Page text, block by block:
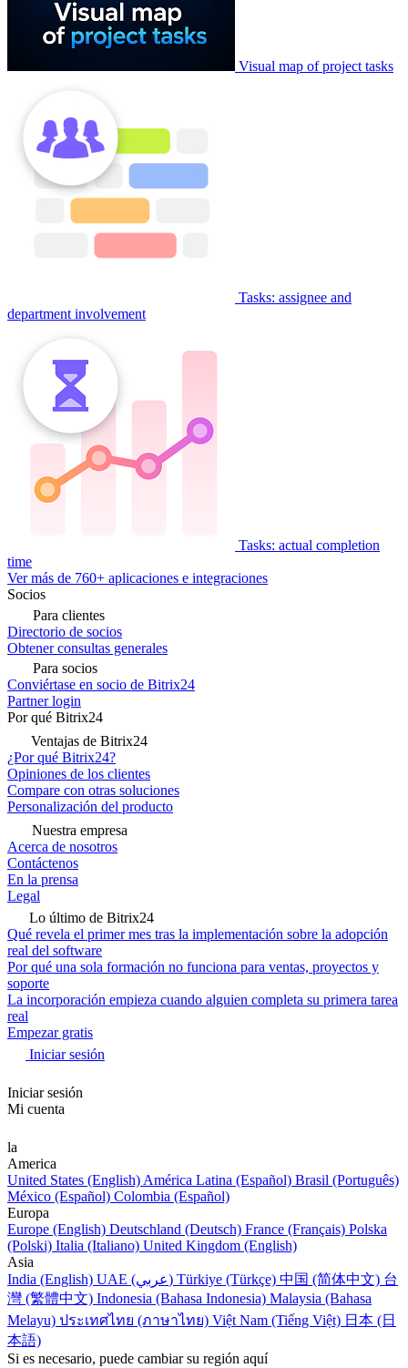
Visual map of project tasks
Tasks: assignee and
department involvement
Tasks: actual completion
time
Ver más de 760+ aplicaciones e integraciones
Socios
Para clientes
Directorio de socios
Obtener consultas generales
Para socios
Conviértase en socio de Bitrix24
Partner login
Por qué Bitrix24
Ventajas de Bitrix24
¿Por qué Bitrix24?
Opiniones de los clientes
Compare con otras soluciones
Personalización del producto
Nuestra empresa
Acerca de nosotros
Contáctenos
En la prensa
Legal
Lo último de Bitrix24
Qué revela el primer mes tras la implementación sobre la adopción
real del software
Por qué una sola formación no funciona para ventas, proyectos y
soporte
La incorporación empieza cuando alguien completa su primera tarea
real
Empezar gratis
Iniciar sesión
Iniciar sesión
Mi cuenta
la
America
United States (English) América Latina (Español) Brasil (Português)
México (Español) Colombia (Español)
Europa
Europe (English) Deutschland (Deutsch) France (Français) Polska
(Polski) Italia (Italiano) United Kingdom (English)
Asia
India (English)
UAE (عربي) Türkiye (Türkçe) 中国 (简体中文) 台
灣 (繁體中文) Indonesia (Bahasa Indonesia) Malaysia (Bahasa
Melayu) ประเทศไทย (ภาษาไทย) Việt Nam (Tiếng Việt) 日本 (日
本語)
Si es necesario, puede cambiar su región aquí